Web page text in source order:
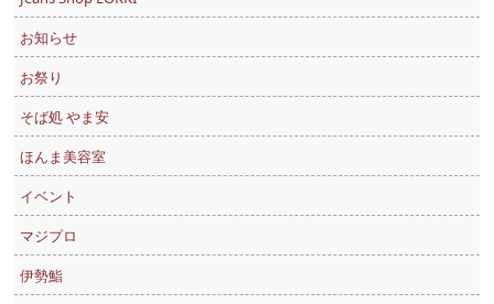
お知らせ
お祭り
そば処 やま安
ほんま美容室
イベント
マジプロ
伊勢鮨